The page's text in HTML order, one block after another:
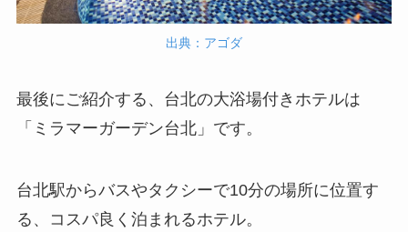
出典：アゴダ
最後にご紹介する、台北の大浴場付きホテルは
「ミラマーガーデン台北」です。
台北駅からバスやタクシーで10分の場所に位置す
る、コスパ良く泊まれるホテル。